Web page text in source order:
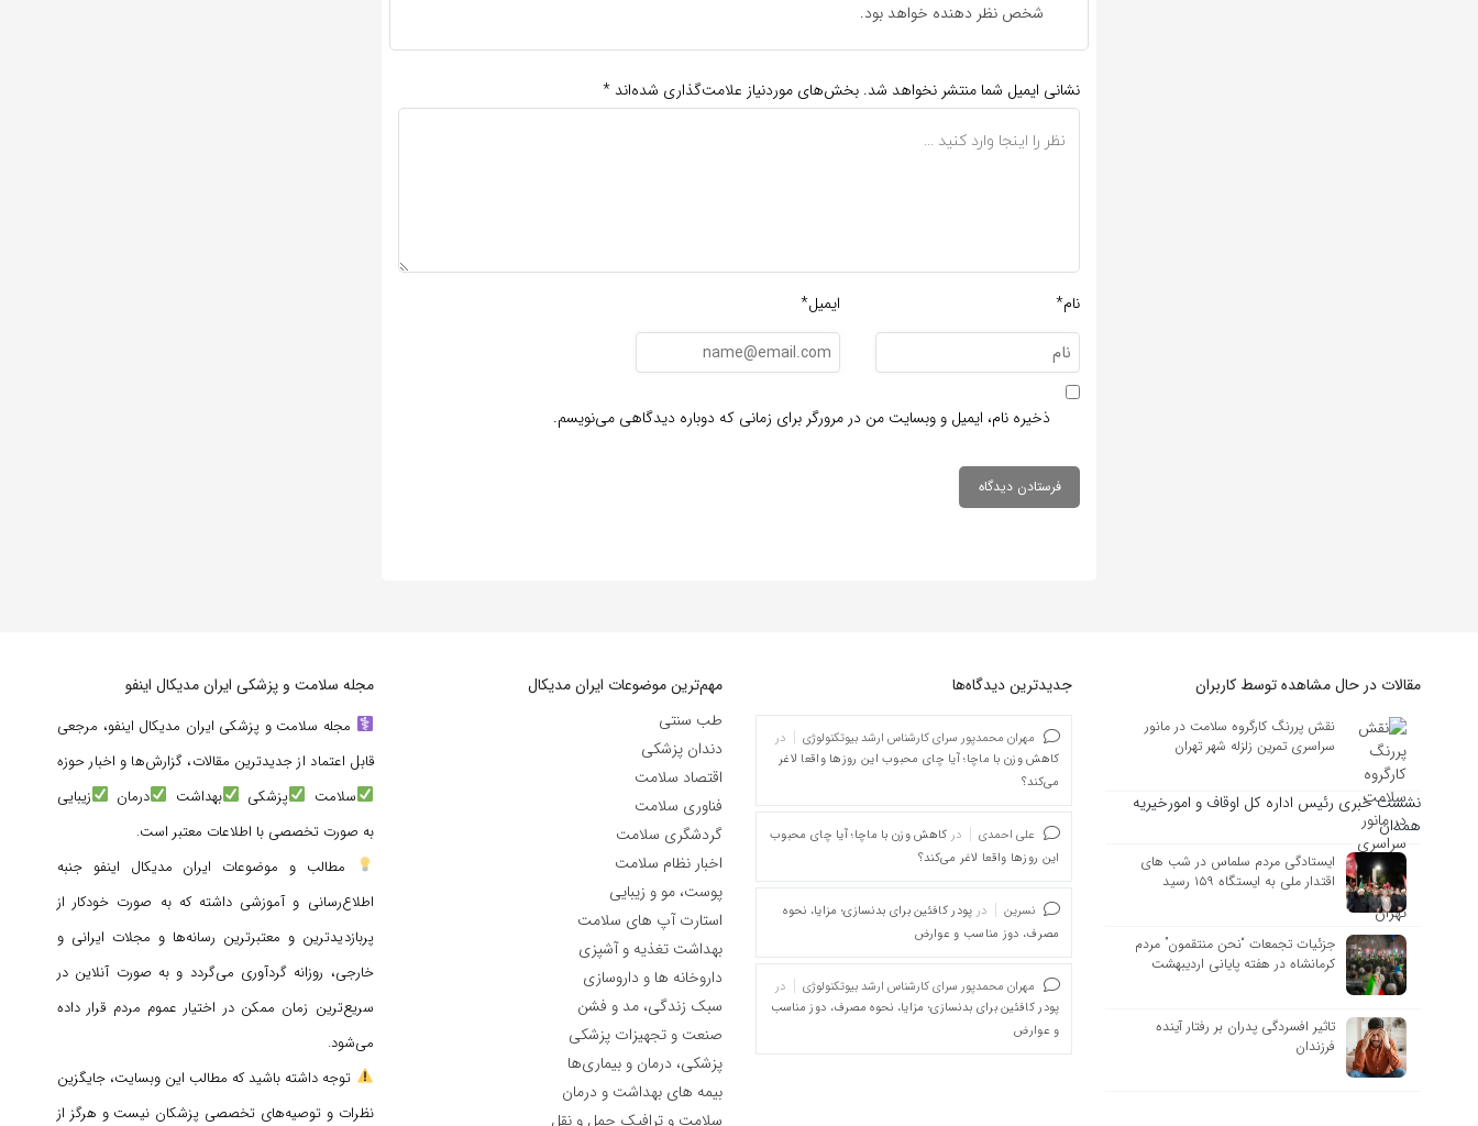
شخص نظر دهنده خواهد بود.
نشانی ایمیل شما منتشر نخواهد شد. بخش‌های موردنیاز علامت‌گذاری شده‌اند *
نام* ایمیل*
ذخیره نام، ایمیل و وبسایت من در مرورگر برای زمانی که دوباره دیدگاهی می‌نویسم.
مقالات در حال مشاهده توسط کاربران
نقش پررنگ کارگروه سلامت در مانور
سراسری تمرین زلزله شهر تهران
نشست خبری رئیس اداره کل اوقاف و امورخیریه
همدان
ایستادگی مردم سلماس در شب های
اقتدار ملی به ایستگاه ۱۵۹ رسید
جزئیات تجمعات “نحن منتقمون” مردم
کرمانشاه در هفته پایانی اردیبهشت
تاثیر افسردگی پدران بر رفتار آینده
فرزندان
جدیدترین دیدگاه‌‌ها
مهران محمدپور سرای کارشناس ارشد بیوتکنولوژی
در
کاهش وزن با ماچا؛ آیا چای محبوب این روزها واقعا لاغر
می‌کند؟
علی احمدی در کاهش وزن با ماچا؛ آیا چای محبوب
این روزها واقعا لاغر می‌کند؟
نسرین در پودر کافئین برای بدنسازی؛ مزایا، نحوه
مصرف، دوز مناسب و عوارض
مهران محمدپور سرای کارشناس ارشد بیوتکنولوژی
در
پودر کافئین برای بدنسازی؛ مزایا، نحوه مصرف، دوز مناسب
و عوارض
مهم‌ترین موضوعات ایران مدیکال
طب سنتی
دندان پزشکی
اقتصاد سلامت
فناوری سلامت
گردشگری سلامت
اخبار نظام سلامت
پوست، مو و زیبایی
استارت آپ های سلامت
بهداشت تغذیه و آشپزی
داروخانه ها و داروسازی
سبک زندگی، مد و فشن
صنعت و تجهیزات پزشکی
پزشکی، درمان و بیماری‌ها
بیمه های بهداشت و درمان
سلامت و ترافیک حمل و نقل
مجله سلامت و پزشکی ایران مدیکال اینفو
مجله سلامت و پزشکی ایران مدیکال اینفو، مرجعی
قابل اعتماد از جدیدترین مقالات، گزارش‌ها و اخبار حوزه
سلامت
پزشکی بهداشت درمان
زیبایی
به صورت تخصصی با اطلاعات معتبر است.
مطالب و موضوعات ایران مدیکال اینفو جنبه
اطلاع‌رسانی و آموزشی داشته که به صورت خودکار از
پربازدیدترین و معتبرترین رسانه‌ها و مجلات ایرانی و
خارجی، روزانه گردآوری می‌گردد و به صورت آنلاین در
سریع‌ترین زمان ممکن در اختیار عموم مردم قرار داده
می‌شود.
توجه داشته باشید که مطالب این وبسایت، جایگزین
نظرات و توصیه‌های تخصصی پزشکان نیست و هرگز از